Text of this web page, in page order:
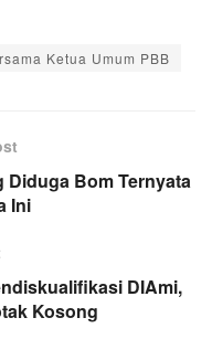
Ketua Umum PBB
Diduga Bom Ternyata
Ini
DIAmi,
Kosong